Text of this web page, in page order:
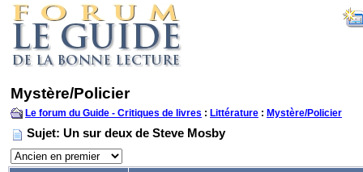
Mystère/Policier
Le forum du Guide - Critiques de livres : Littérature : Mystère/Policier
Sujet: Un sur deux de Steve Mosby